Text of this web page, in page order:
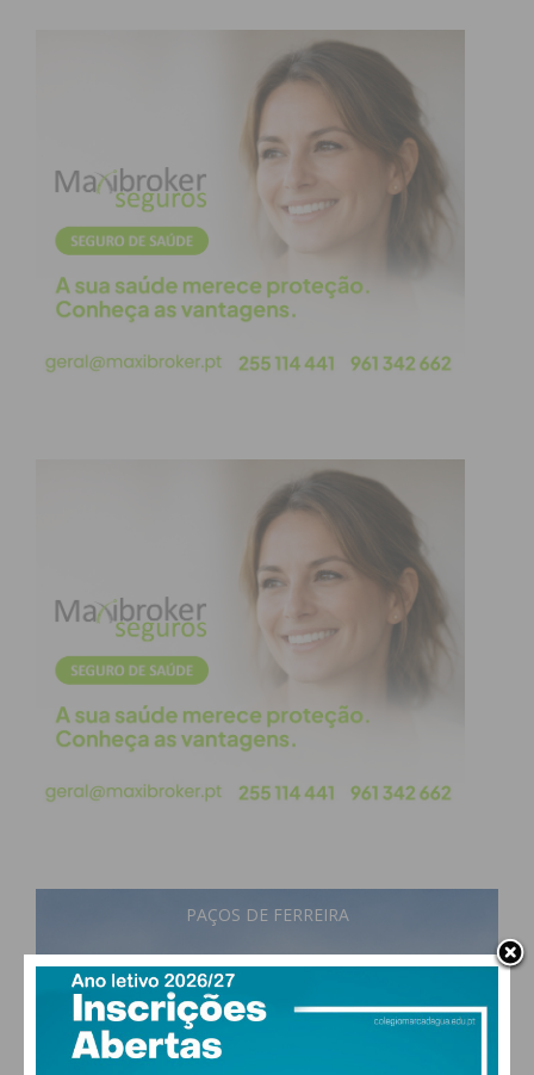
PAÇOS DE FERREIRA
16°
scattered clouds
vento: 1m/s ESE